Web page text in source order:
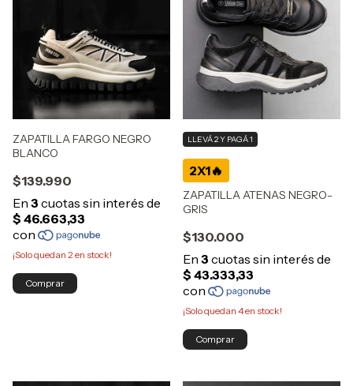
ZAPATILLA FARGO NEGRO
BLANCO
$139.990
¡Solo quedan 2 en stock!
Comprar
ZAPATILLA ATENAS NEGRO-
GRIS
$130.000
LLEVÁ 2 Y PAGÁ 1
¡Solo quedan 4en stock!
Comprar